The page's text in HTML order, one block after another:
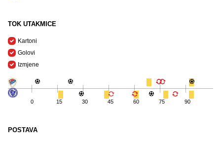
TOK UTAKMICE
Kartoni
Golovi
Izmjene
0 15 30 45 60 75 90
POSTAVA